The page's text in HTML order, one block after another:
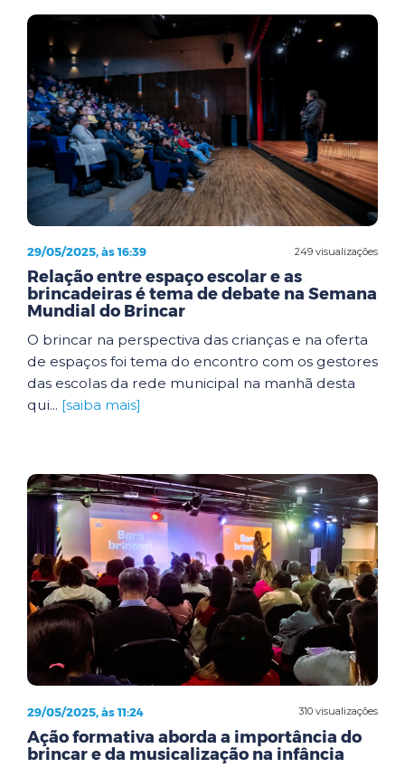
249 visualizações
29/05/2025, às 16:39
Relação entre espaço escolar e as
brincadeiras é tema de debate na Semana
Mundial do Brincar
O brincar na perspectiva das crianças e na oferta
de espaços foi tema do encontro com os gestores
das escolas da rede municipal na manhã desta
qui... [saiba mais]
310 visualizações
29/05/2025, às 11:24
Ação formativa aborda a importância do
brincar e da musicalização na infância